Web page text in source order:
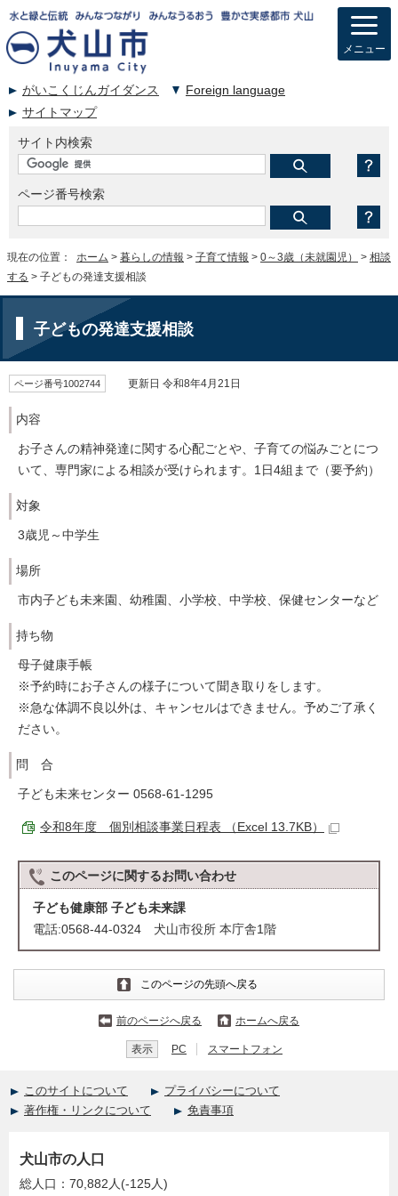
がいこくじんガイダンス
Foreign language
サイトマップ
サイト内検索
ページ番号検索
メニュー
現在の位置： ホーム > 暮らしの情報 > 子育て情報 > 0～3歳（未就園児） > 相談
する > 子どもの発達支援相談
子どもの発達支援相談
ページ番号1002744 更新日 令和8年4月21日
内容
お子さんの精神発達に関する心配ごとや、子育ての悩みごとにつ
いて、専門家による相談が受けられます。1日4組まで（要予約）
対象
3歳児～中学生
場所
市内子ども未来園、幼稚園、小学校、中学校、保健センターなど
持ち物
母子健康手帳
※予約時にお子さんの様子について聞き取りをします。
※急な体調不良以外は、キャンセルはできません。予めご了承く
ださい。
問 合
子ども未来センター 0568-61-1295
令和8年度 個別相談事業日程表 （Excel 13.7KB）
このページに関するお問い合わせ
子ども健康部 子ども未来課
電話:0568-44-0324 犬山市役所 本庁舎1階
このページの先頭へ戻る
前のページへ戻る ホームへ戻る
表示 PC スマートフォン
このサイトについて
プライバシーについて
著作権・リンクについて
免責事項
犬山市の人口
総人口：70,882人(-125人)